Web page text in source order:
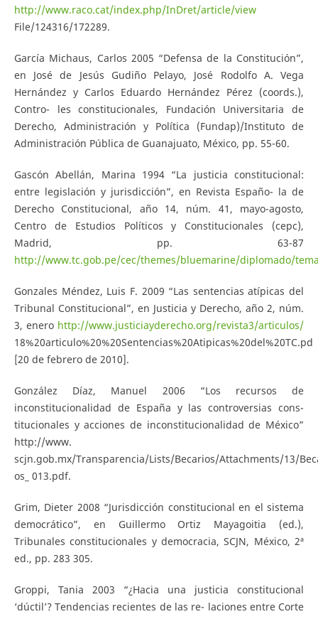
http://www.raco.cat/index.php/InDret/article/view
File/124316/172289.
García Michaus, Carlos 2005 “Defensa de la Constitución”,
en José de Jesús Gudiño Pelayo, José Rodolfo A. Vega
Hernández y Carlos Eduardo Hernández Pérez (coords.),
Contro- les constitucionales, Fundación Universitaria de
Derecho, Administración y Política (Fundap)/Instituto de
Administración Pública de Guanajuato, México, pp. 55-60.
Gascón Abellán, Marina 1994 “La justicia constitucional:
entre legislación y jurisdicción”, en Revista Españo- la de
Derecho Constitucional, año 14, núm. 41, mayo-agosto,
Centro de Estudios Políticos y Constitucionales (cepc),
Madrid, pp. 63-87
http://www.tc.gob.pe/cec/themes/bluemarine/diplomado/
Gonzales Méndez, Luis F. 2009 “Las sentencias atípicas del
Tribunal Constitucional”, en Justicia y Derecho, año 2, núm.
3, enero http://www.justiciayderecho.org/revista3/articulos/
18%20articulo%20%20Sentencias%20Atipicas%20del%20TC.pd
[20 de febrero de 2010].
González Díaz, Manuel 2006 “Los recursos de
inconstitucionalidad de España y las controversias cons-
titucionales y acciones de inconstitucionalidad de México”
http://www.
scjn.gob.mx/Transparencia/Lists/Becarios/Attachments/13/
os_ 013.pdf.
Grim, Dieter 2008 “Jurisdicción constitucional en el sistema
democrático”, en Guillermo Ortiz Mayagoitia (ed.),
Tribunales constitucionales y democracia, SCJN, México, 2ª
ed., pp. 283 305.
Groppi, Tania 2003 “¿Hacia una justicia constitucional
‘dúctil’? Tendencias recientes de las re- laciones entre Corte